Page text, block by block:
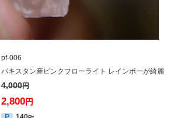
pf-006
パキスタン産ピンクフローライト レインボーが綺麗
4,000円
2,800円